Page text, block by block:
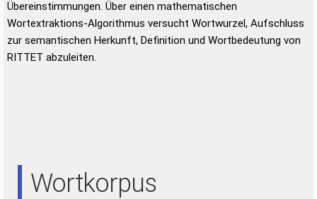
Übereinstimmungen. Über einen mathematischen
Wortextraktions-Algorithmus versucht Wortwurzel, Aufschluss
zur semantischen Herkunft, Definition und Wortbedeutung von
RITTET abzuleiten.
Wortkorpus